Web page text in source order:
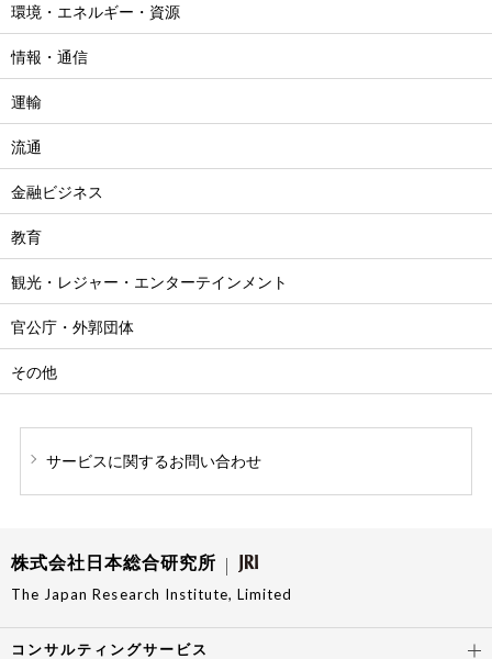
環境・エネルギー・資源
情報・通信
運輸
流通
金融ビジネス
教育
観光・レジャー・エンターテインメント
官公庁・外郭団体
その他
サービスに関するお問い合わせ
株式会社日本総合研究所
The Japan Research Institute, Limited
コンサルティングサービス